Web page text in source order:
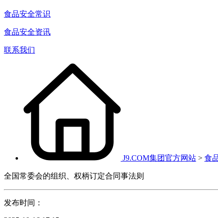
食品安全常识
食品安全资讯
联系我们
J9.COM集团官方网站 > 食
全国常委会的组织、权柄订定合同事法则
发布时间：